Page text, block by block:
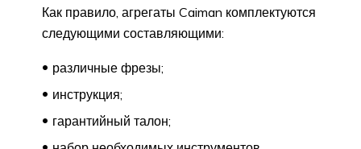
Как правило, агрегаты Caiman комплектуются
следующими составляющими:
различные фрезы;
инструкция;
гарантийный талон;